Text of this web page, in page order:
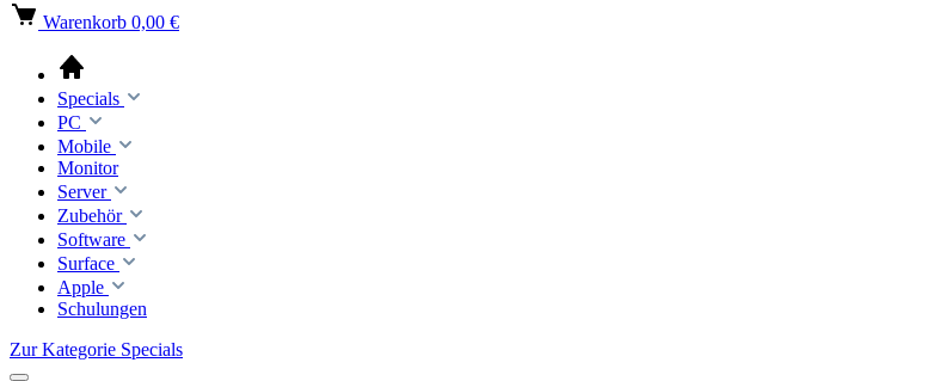
Warenkorb 0,00 €
Specials
PC
Mobile
Monitor
Server
Zubehör
Software
Surface
Apple
Schulungen
Zur Kategorie Specials